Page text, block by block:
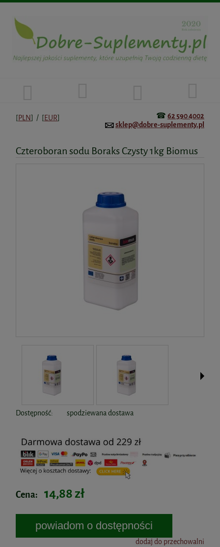
[PLN] / [EUR] ☎ 62 590 4002
sklep@dobre-suplementy.pl
Czteroboran sodu Boraks Czysty 1kg Biomus
Dostępność: spodziewana dostawa
Cena: 14,88 zł
powiadom o dostępności
dodaj do przechowalni